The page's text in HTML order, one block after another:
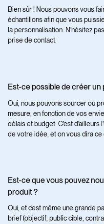
Bien sûr ! Nous pouvons vous
échantillons afin que vous
la personnalisation. N’hésitez
prise de contact.
Est-ce possible de créer un
Oui, nous pouvons sourcer ou
mesure, en fonction de vos
délais et budget. C’est d’ailleurs
de votre idée, et on vous dira ce
Est-ce que vous pouvez
produit ?
Oui, et c’est même une grande
brief (objectif, public cible,